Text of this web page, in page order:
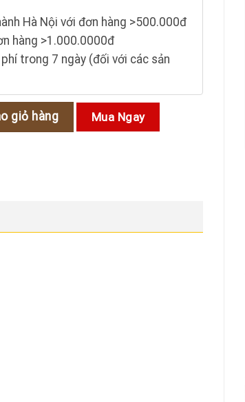
Hà Nội với đơn hàng >500.000đ
hàng >1.000.0000đ
trong 7 ngày (đối với các sản
Bệnh Từ Cây Bòng Bong số lượng
giỏ hàng Mua Ngay